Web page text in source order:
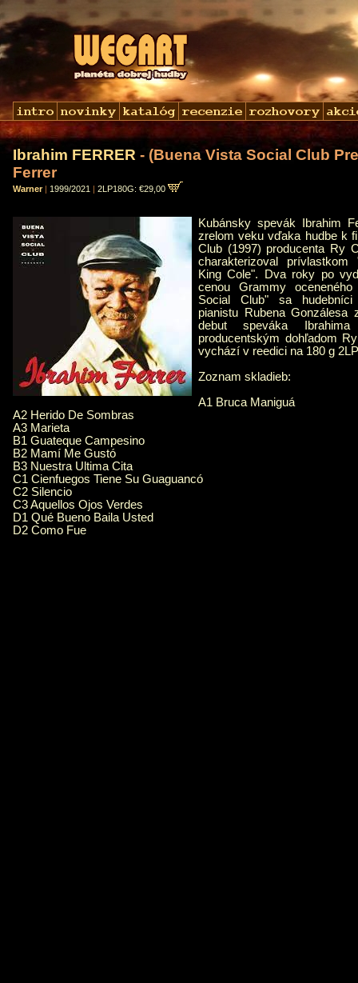
Ibrahim FERRER - (Buena Vista Social Club
Ferrer
Warner | 1999/2021 | 2LP180G: €29,00
Kubánsky spevák Ibrahim
zrelom veku vďaka hudbe k
Club (1997) producenta Ry
charakterizoval prívlastkom
King Cole". Dva roky po
cenou Grammy
Social Club" sa
pianistu Rubena Gonzálesa
debut speváka
producentským dohľadom
vychází v reedici na 180 g
Zoznam skladieb:
A1 Bruca Maniguá
A2 Herido De Sombras
A3 Marieta
B1 Guateque Campesino
B2 Mamí Me Gustó
B3 Nuestra Ultima Cita
C1 Cienfuegos Tiene Su Guaguancó
C2 Silencio
C3 Aquellos Ojos Verdes
D1 Qué Bueno Baila Usted
D2 Como Fue